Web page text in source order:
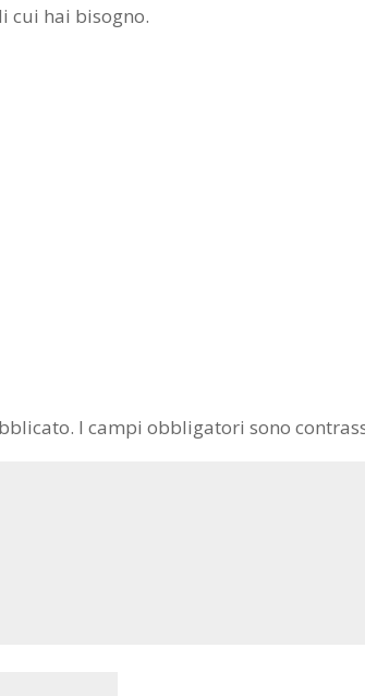
cui hai bisogno.
I campi obbligatori sono